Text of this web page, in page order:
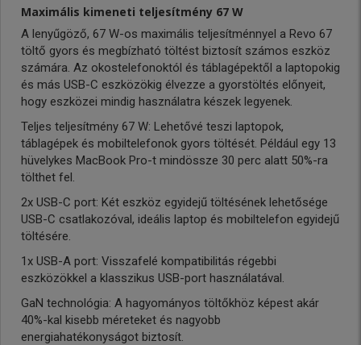
Maximális kimeneti teljesítmény 67 W
A lenyűgöző, 67 W-os maximális teljesítménnyel a Revo 67
töltő gyors és megbízható töltést biztosít számos eszköz
számára. Az okostelefonoktól és táblagépektől a laptopokig
és más USB-C eszközökig élvezze a gyorstöltés előnyeit,
hogy eszközei mindig használatra készek legyenek.
Teljes teljesítmény 67 W: Lehetővé teszi laptopok,
táblagépek és mobiltelefonok gyors töltését. Például egy 13
hüvelykes MacBook Pro-t mindössze 30 perc alatt 50%-ra
tölthet fel.
2x USB-C port: Két eszköz egyidejű töltésének lehetősége
USB-C csatlakozóval, ideális laptop és mobiltelefon egyidejű
töltésére.
1x USB-A port: Visszafelé kompatibilitás régebbi
eszközökkel a klasszikus USB-port használatával.
GaN technológia: A hagyományos töltőkhöz képest akár
40%-kal kisebb méreteket és nagyobb
energiahatékonyságot biztosít.